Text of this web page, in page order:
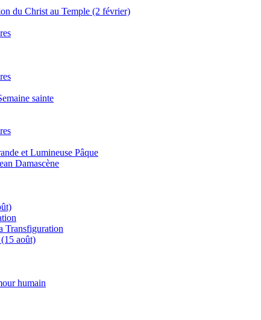
du Christ au Temple (2 février)
sainte
et Lumineuse Pâque
Damascène
Transfiguration
août)
humain